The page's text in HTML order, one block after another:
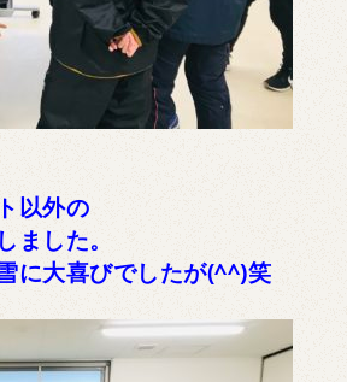
以外の
ました。
に大喜びでしたが(^^)笑